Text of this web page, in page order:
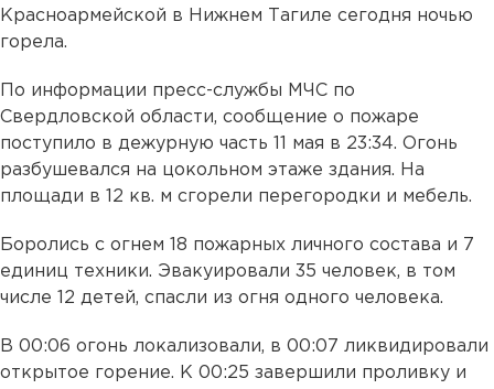
Красноармейской в Нижнем Тагиле сегодня ночью
горела.
По информации пресс-службы МЧС по
Свердловской области, сообщение о пожаре
поступило в дежурную часть 11 мая в 23:34. Огонь
разбушевался на цокольном этаже здания. На
площади в 12 кв. м сгорели перегородки и мебель.
Боролись с огнем 18 пожарных личного состава и 7
единиц техники. Эвакуировали 35 человек, в том
числе 12 детей, спасли из огня одного человека.
В 00:06 огонь локализовали, в 00:07 ликвидировали
открытое горение. К 00:25 завершили проливку и